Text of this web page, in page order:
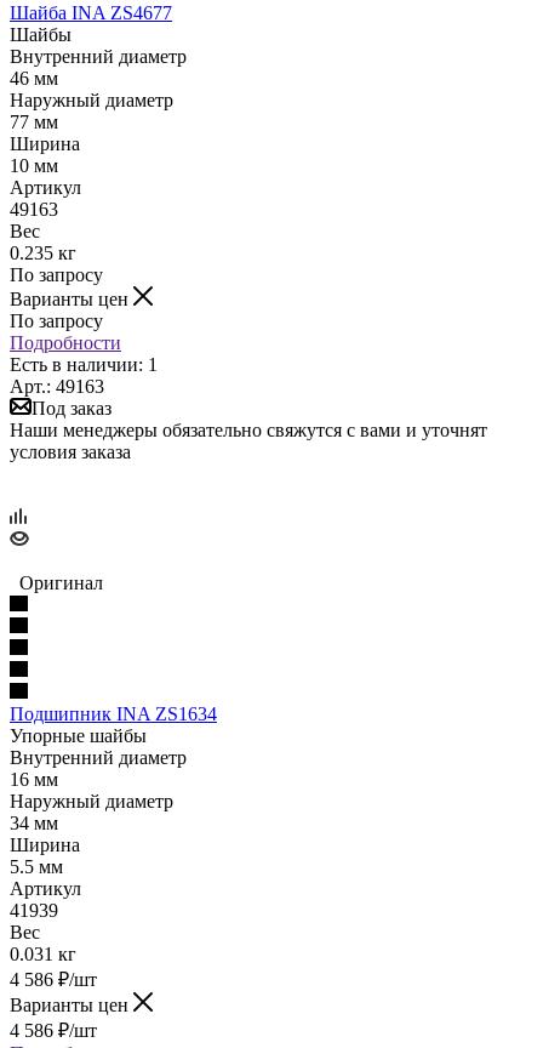
Шайба INA ZS4677
Шайбы
Внутренний диаметр
46 мм
Наружный диаметр
77 мм
Ширина
10 мм
Артикул
49163
Вес
0.235 кг
По запросу
Варианты цен
По запросу
Подробности
Есть в наличии: 1
Арт.: 49163
Под заказ
Наши менеджеры обязательно свяжутся с вами и уточнят
условия заказа
Оригинал
Подшипник INA ZS1634
Упорные шайбы
Внутренний диаметр
16 мм
Наружный диаметр
34 мм
Ширина
5.5 мм
Артикул
41939
Вес
0.031 кг
4 586 ₽/шт
Варианты цен
4 586 ₽/шт